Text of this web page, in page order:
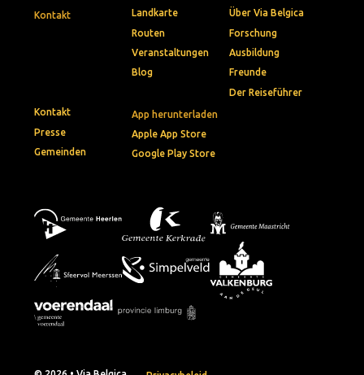
Kontakt
App herunterladen
Apple App Store
Google Play Store
Landkarte
Routen
Veranstaltungen
Blog
Über Via Belgica
Forschung
Ausbildung
Freunde
Der Reiseführer
Kontakt
Presse
Gemeinden